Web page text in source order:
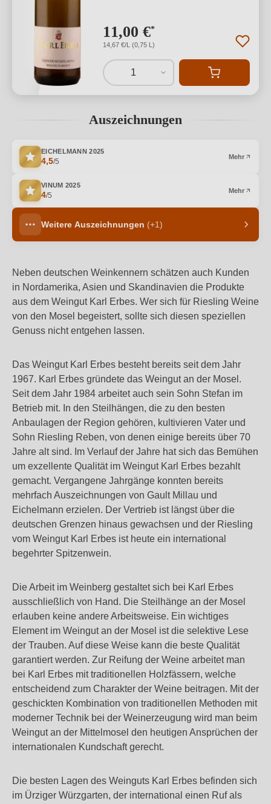
11,00 €*
14,67 €/L (0,75 L)
1
Auszeichnungen
EICHELMANN2025
4,5/5
Mehr
VINUM 2025
4/5
Mehr
Weitere Auszeichnungen (+1)
Neben deutschen Weinkennern schätzen auch Kunden
in Nordamerika, Asien und Skandinavien die Produkte
aus dem Weingut Karl Erbes. Wer sich für Riesling Weine
von den Mosel begeistert, sollte sich diesen speziellen
Genuss nicht entgehen lassen.
Das Weingut Karl Erbes besteht bereits seit dem Jahr
1967. Karl Erbes gründete das Weingut an der Mosel.
Seit dem Jahr 1984 arbeitet auch sein Sohn Stefan im
Betrieb mit. In den Steilhängen, die zu den besten
Anbaulagen der Region gehören, kultivieren Vater und
Sohn Riesling Reben, von denen einige bereits über 70
Jahre alt sind. Im Verlauf der Jahre hat sich das Bemühen
um exzellente Qualität im Weingut Karl Erbes bezahlt
gemacht. Vergangene Jahrgänge konnten bereits
mehrfach Auszeichnungen von Gault Millau und
Eichelmann erzielen. Der Vertrieb ist längst über die
deutschen Grenzen hinaus gewachsen und der Riesling
vom Weingut Karl Erbes ist heute ein international
begehrter Spitzenwein.
Die Arbeit im Weinberg gestaltet sich bei Karl Erbes
ausschließlich von Hand. Die Steilhänge an der Mosel
erlauben keine andere Arbeitsweise. Ein wichtiges
Element im Weingut an der Mosel ist die selektive Lese
der Trauben. Auf diese Weise kann die beste Qualität
garantiert werden. Zur Reifung der Weine arbeitet man
bei Karl Erbes mit traditionellen Holzfässern, welche
entscheidend zum Charakter der Weine beitragen. Mit der
geschickten Kombination von traditionellen Methoden mit
moderner Technik bei der Weinerzeugung wird man beim
Weingut an der Mittelmosel den heutigen Ansprüchen der
internationalen Kundschaft gerecht.
Die besten Lagen des Weinguts Karl Erbes befinden sich
im Ürziger Würzgarten, der international einen Ruf als